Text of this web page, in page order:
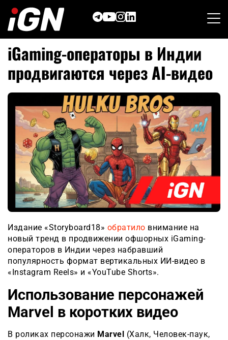
content
iGaming-операторы в Индии
продвигаются через AI-видео
Издание «Storyboard18» обратило внимание на
новый тренд в продвижении офшорных iGaming-
операторов в Индии через набравший
популярность формат вертикальных ИИ-видео в
«Instagram Reels» и «YouTube Shorts».
Использование персонажей
Marvel в коротких видео
В роликах персонажи Marvel (Халк, Человек-паук,